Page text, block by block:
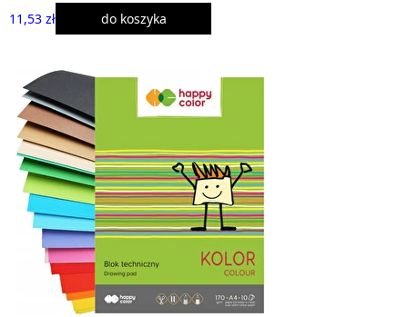
11,53 zł do koszyka